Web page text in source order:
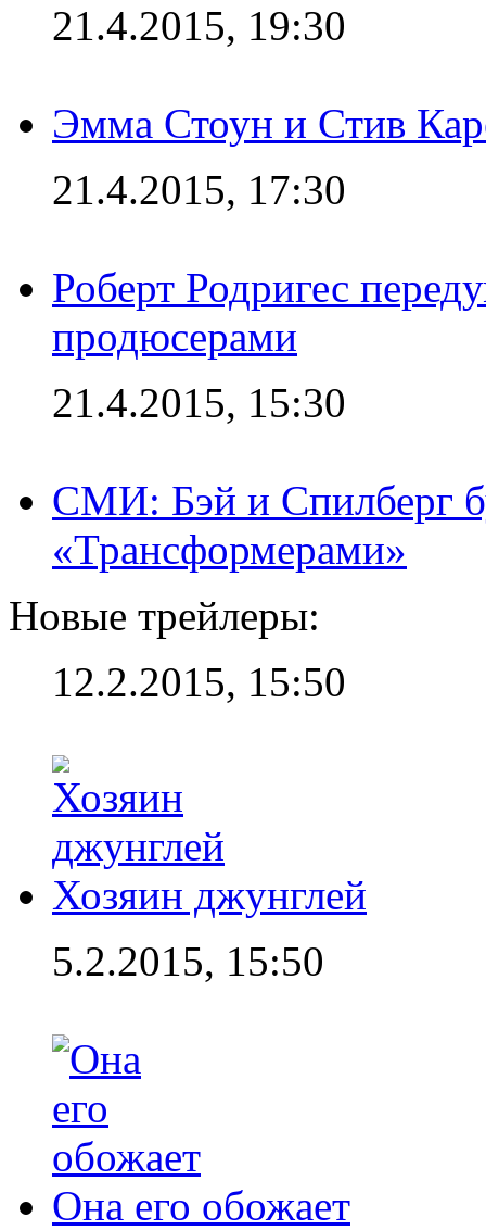
21.4.2015, 19:30
Эмма Стоун и Стив
21.4.2015, 17:30
Роберт Родригес
продюсерами
21.4.2015, 15:30
СМИ: Бэй и Спилберг
«Трансформерами»
Новые трейлеры:
12.2.2015, 15:50
Хозяин джунглей
5.2.2015, 15:50
Она его обожает